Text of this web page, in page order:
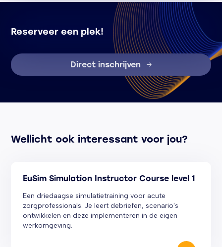
Reserveer een plek!
Direct inschrijven
Wellicht ook interessant voor jou?
EuSim Simulation Instructor Course level 1
Een driedaagse simulatietraining voor acute
zorgprofessionals. Je leert debriefen, scenario's
ontwikkelen en deze implementeren in de eigen
werkomgeving.